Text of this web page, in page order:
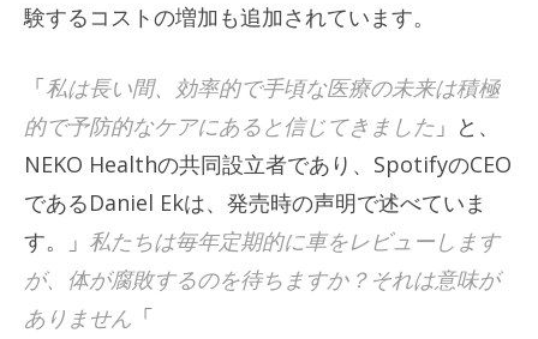
験するコストの増加も追加されています。
「私は長い間、効率的で手頃な医療の未来は積極
的で予防的なケアにあると信じてきました 」と、
NEKO Healthの共同設立者であり、SpotifyのCEO
であるDaniel Ekは、発売時の声明で述べていま
す。」 私たちは毎年定期的に車をレビューします
が、体が腐敗するのを待ちますか？それは意味が
ありません 「